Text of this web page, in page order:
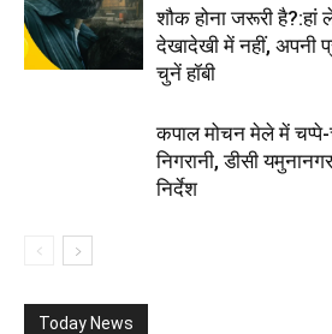
शौक होना जरूरी है?:हां
देखादेखी में नहीं, अपनी
चुनें हॉबी
कपाल मोचन मेले में चप्पे-
निगरानी, डीसी
निर्देश
Today News